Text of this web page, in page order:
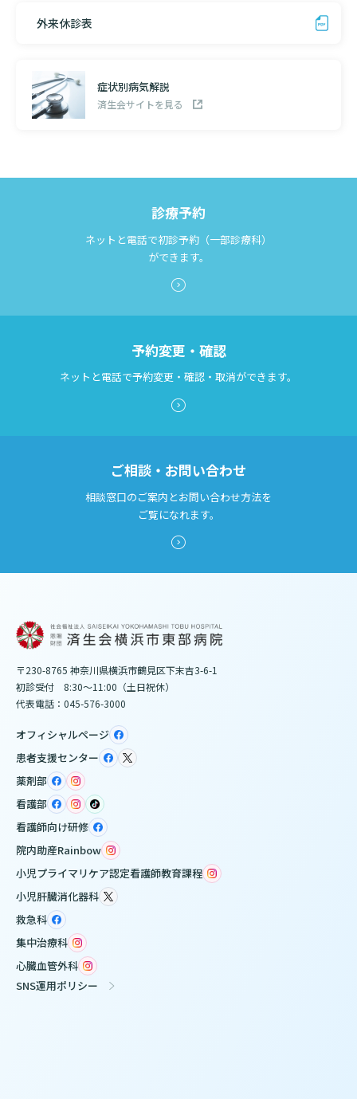
外来休診表
症状別病気解説
済生会サイトを見る
診療予約
ネットと電話で初診予約（一部診療科）
ができます。
予約変更・確認
ネットと電話で予約変更・確認・取消ができます。
ご相談・お問い合わせ
相談窓口のご案内とお問い合わせ方法を
ご覧になれます。
〒230-8765 神奈川県横浜市鶴見区下末吉3-6-1
初診受付 8:30～11:00（土日祝休）
代表電話：045-576-3000
オフィシャルページ
患者支援センター
薬剤部
看護部
看護師向け研修
院内助産Rainbow
小児プライマリケア認定看護師教育課程
小児肝臓消化器科
救急科
集中治療科
心臓血管外科
SNS運用ポリシー